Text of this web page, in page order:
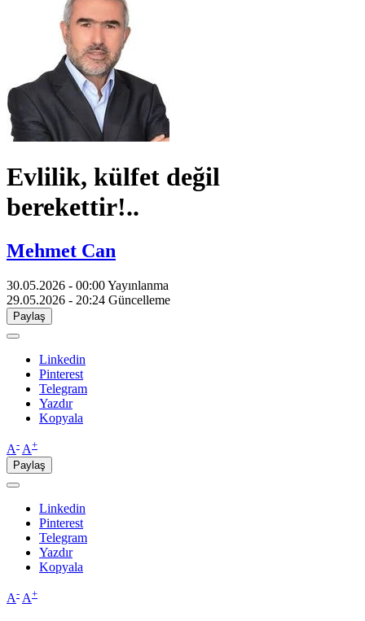
Evlilik, külfet değil
berekettir!..
Mehmet Can
30.05.2026 - 00:00Yayınlanma
29.05.2026 - 20:24 Güncelleme
Paylaş
Linkedin
Pinterest
Telegram
Yazdır
Kopyala
A- A+
Paylaş
Linkedin
Pinterest
Telegram
Yazdır
Kopyala
A- A+